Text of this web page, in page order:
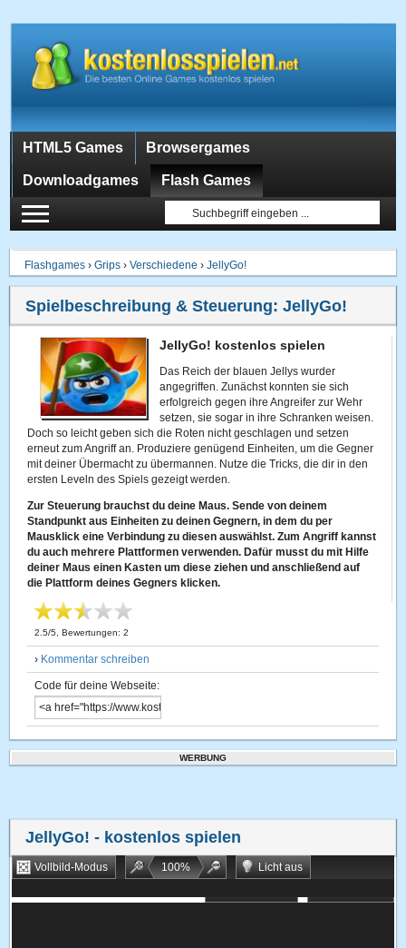
HTML5 Games Browsergames
Downloadgames Flash Games
Flashgames ›Grips ›Verschiedene ›JellyGo!
Spielbeschreibung & Steuerung:JellyGo!
JellyGo! kostenlos spielen
Das Reich der blauen Jellys wurder
angegriffen. Zunächst konnten sie sich
erfolgreich gegen ihre Angreifer zur Wehr
setzen, sie sogar in ihre Schranken weisen.
Doch so leicht geben sich die Roten nicht geschlagen und setzen
erneut zum Angriff an. Produziere genügend Einheiten, um die Gegner
mit deiner Übermacht zu übermannen. Nutze die Tricks, die dir in den
ersten Leveln des Spiels gezeigt werden.
Zur Steuerung brauchst du deine Maus. Sende von deinem
Standpunkt aus Einheiten zu deinen Gegnern, in dem du per
Mausklick eine Verbindung zu diesen auswählst. Zum Angriff kannst
du auch mehrere Plattformen verwenden. Dafür musst du mit Hilfe
deiner Maus einen Kasten um diese ziehen und anschließend auf
die Plattform deines Gegners klicken.
2.5/5 , Bewertungen:2
› Kommentar schreiben
Code für deine Webseite:
WERBUNG
JellyGo! - kostenlos spielen
Vollbild-Modus 100%
Licht aus